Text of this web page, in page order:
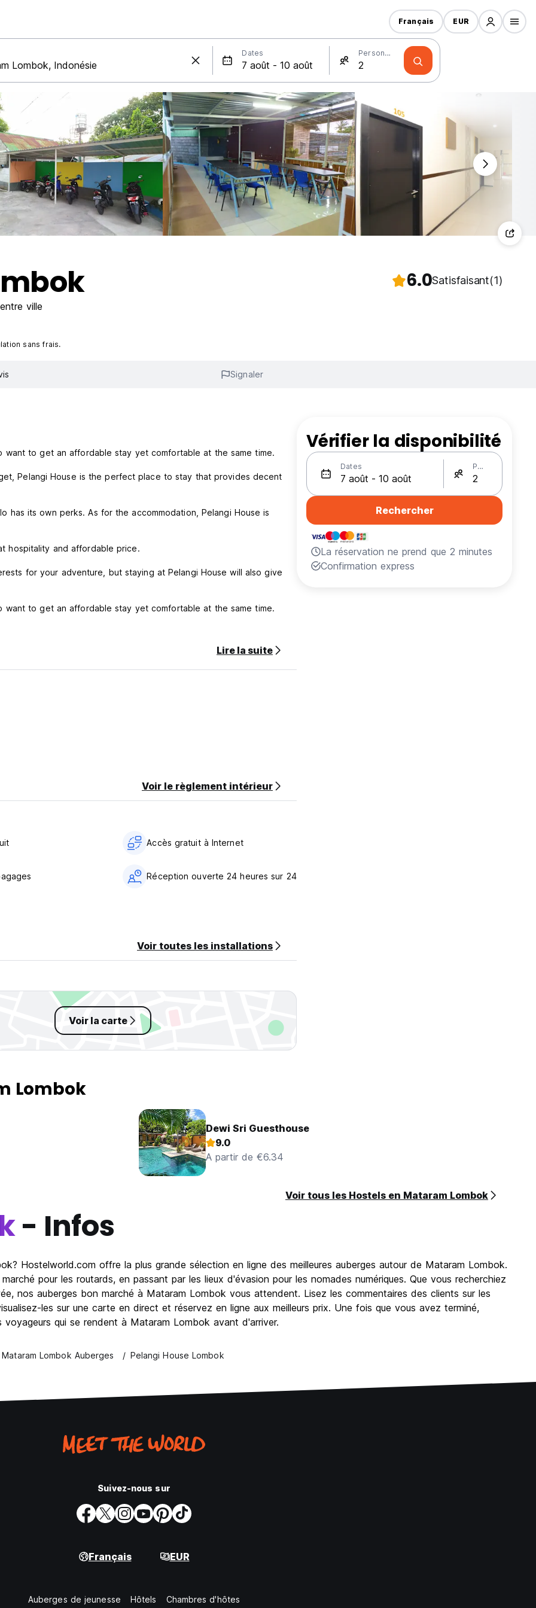
Dates Personnes
Français EUR
6.0Satisfaisant(1)
ville
sans frais.
Signaler
want to get an affordable stay yet comfortable at the same time.
Pelangi House is the perfect place to stay that provides decent
its own perks. As for the accommodation, Pelangi House is
hospitality and affordable price.
for your adventure, but staying at Pelangi House will also give
want to get an affordable stay yet comfortable at the same time.
its own perks. As for the accommodation, Pelangi House is
accommodate you.
House exclusively for you.
to stay connected with family and friends.
morning or late in the evening)? You can arrange it directly with the
Lire la suite
Voir le règlement intérieur
Accès gratuit à Internet
Réception ouverte 24 heures sur 24
Voir toutes les installations
Voir la carte
Vérifier la disponibilité
Dates Personnes
Rechercher
La réservation ne prend que 2 minutes
Confirmation express
Lombok
Dewi Sri Guesthouse
9.0
A partir de €6.34
Voir tous les Hostels en Mataram Lombok
- Infos
Hostelworld.com offre la plus grande sélection en ligne des meilleures auberges autour de Mataram Lombok.
pour les routards, en passant par les lieux d'évasion pour les nomades numériques. Que vous recherchiez
nos auberges bon marché à Mataram Lombok vous attendent. Lisez les commentaires des clients sur les
les sur une carte en direct et réservez en ligne aux meilleurs prix. Une fois que vous avez terminé,
qui se rendent à Mataram Lombok avant d'arriver.
Mataram Lombok Auberges Pelangi House Lombok
Suivez-nous sur
Français EUR
Auberges de jeunesse Hôtels Chambres d'hôtes